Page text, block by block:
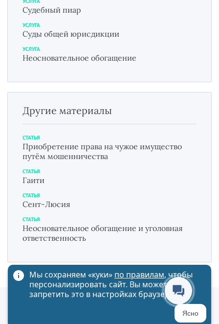
Судебный пиар
УСЛУГА
Суды общей юрисдикции
УСЛУГА
Неосновательное обогащение
Другие материалы
СТАТЬЯ
Приобретение права на чужое имущество
путём мошенничества
СТАТЬЯ
Гаити
СТАТЬЯ
Сент-Люсия
СТАТЬЯ
Неосновательное обогащение и уголовная
ответственность
Политика обработки персональных данных
Мы сохраняем «куки» по правилам, чтобы
персонализировать сайт. Вы можете
запретить это в настройках браузера
Ясно